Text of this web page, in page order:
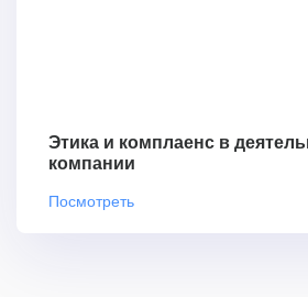
Этика и комплаенс в
компании
Посмотреть